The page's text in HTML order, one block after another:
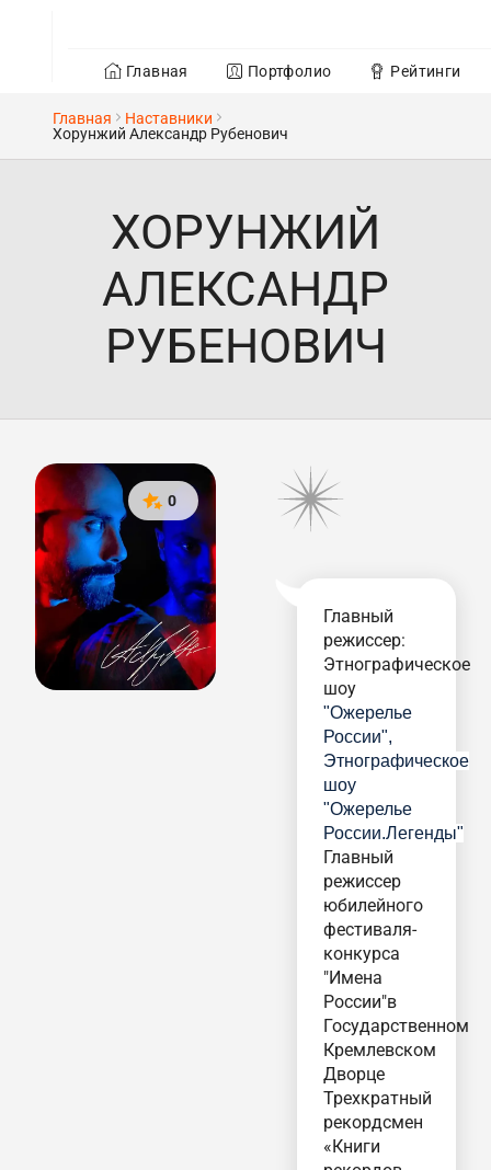
Главная Портфолио Рейтинги
Главная
Наставники
Хорунжий Александр Рубенович
ХОРУНЖИЙ
АЛЕКСАНДР
РУБЕНОВИЧ
0
Главный
режиссер:
Этнографическое
шоу
"Ожерелье
России",
Этнографическое
шоу
"Ожерелье
России.Легенды"
Главный
режиссер
юбилейного
фестиваля-
конкурса
"Имена
России"в
Государственном
Кремлевском
Дворце
Трехкратный
рекордсмен
«Книги